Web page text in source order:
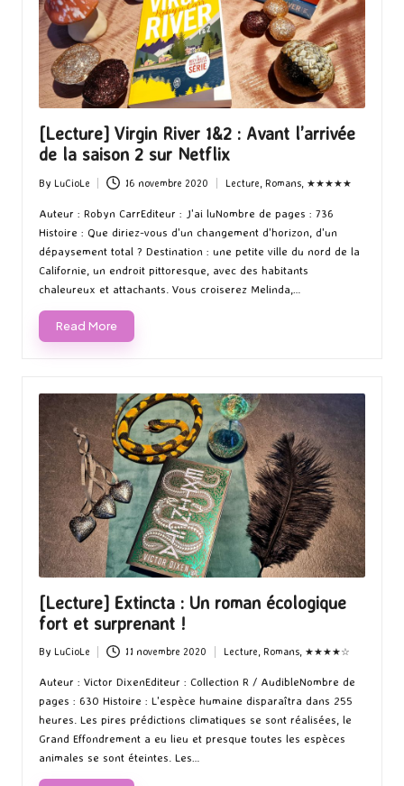
[Lecture] Virgin River 1&2 : Avant l’arrivée
de la saison 2 sur Netflix
Posted
by
By LuCioLe 16 novembre 2020
Posted
in
Lecture, Romans, ★★★★★
Auteur : Robyn CarrEditeur : J'ai luNombre de pages : 736
Histoire : Que diriez-vous d'un changement d'horizon, d'un
dépaysement total ? Destination : une petite ville du nord de la
Californie, un endroit pittoresque, avec des habitants
chaleureux et attachants. Vous croiserez Melinda,…
Read More
[Lecture] Extincta : Un roman écologique
fort et surprenant !
Posted
by
By LuCioLe 11 novembre 2020
in
Lecture, Romans, ★★★★☆
Auteur : Victor DixenEditeur : Collection R / AudibleNombre de
pages : 630 Histoire : L'espèce humaine disparaîtra dans 255
heures. Les pires prédictions climatiques se sont réalisées, le
Grand Effondrement a eu lieu et presque toutes les espèces
animales se sont éteintes. Les…